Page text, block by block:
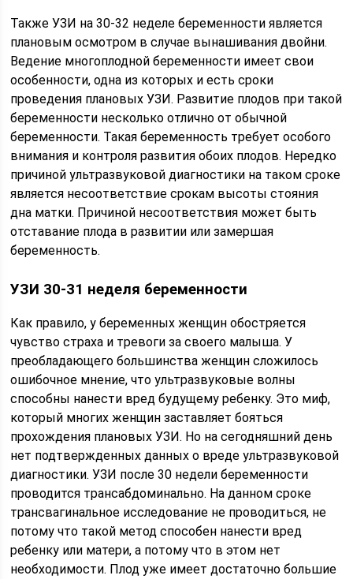
Также УЗИ на 30-32 неделе беременности является
плановым осмотром в случае вынашивания двойни.
Ведение многоплодной беременности имеет свои
особенности, одна из которых и есть сроки
проведения плановых УЗИ. Развитие плодов при такой
беременности несколько отлично от обычной
беременности. Такая беременность требует особого
внимания и контроля развития обоих плодов. Нередко
причиной ультразвуковой диагностики на таком сроке
является несоответствие срокам высоты стояния
дна матки. Причиной несоответствия может быть
отставание плода в развитии или замершая
беременность.
УЗИ 30-31 неделя беременности
Как правило, у беременных женщин обостряется
чувство страха и тревоги за своего малыша. У
преобладающего большинства женщин сложилось
ошибочное мнение, что ультразвуковые волны
способны нанести вред будущему ребенку. Это миф,
который многих женщин заставляет бояться
прохождения плановых УЗИ. Но на сегодняшний день
нет подтвержденных данных о вреде ультразвуковой
диагностики. УЗИ после 30 недели беременности
проводится трансабдоминально. На данном сроке
трансвагинальное исследование не проводиться, не
потому что такой метод способен нанести вред
ребенку или матери, а потому что в этом нет
необходимости. Плод уже имеет достаточно большие